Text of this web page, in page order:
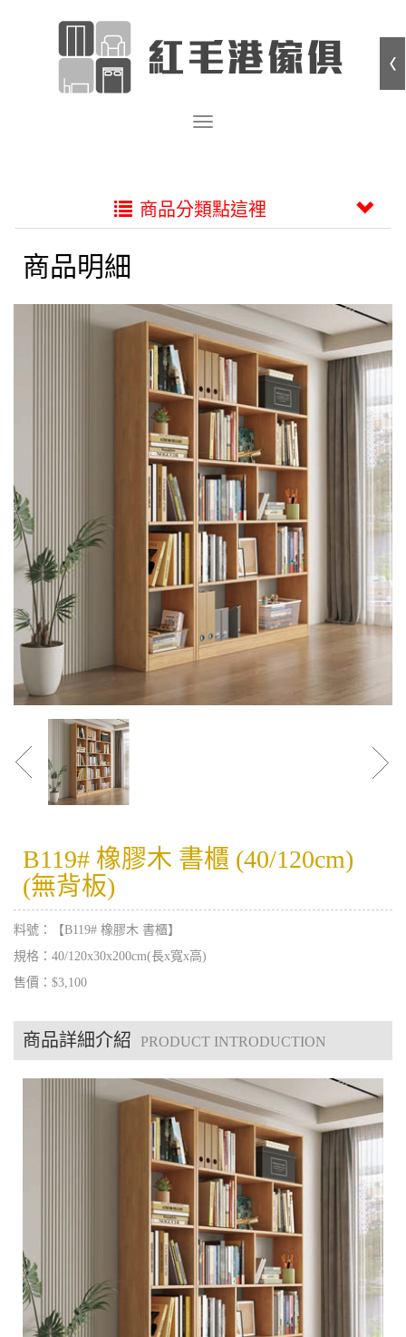
商品分類點這裡
商品明細
B119# 橡膠木 書櫃 (40/120cm)
(無背板)
料號：【B119# 橡膠木 書櫃】
規格：40/120x30x200cm(長x寬x高)
售價：$3,100
商品詳細介紹 PRODUCT INTRODUCTION